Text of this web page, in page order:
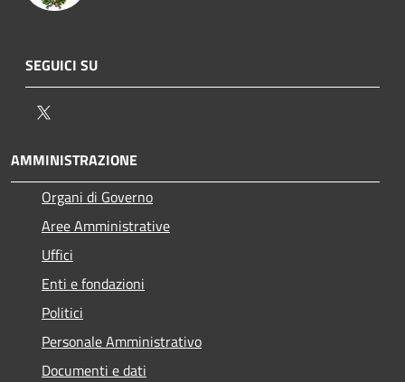
SEGUICI SU
AMMINISTRAZIONE
Organi di Governo
Aree Amministrative
Uffici
Enti e fondazioni
Politici
Personale Amministrativo
Documenti e dati